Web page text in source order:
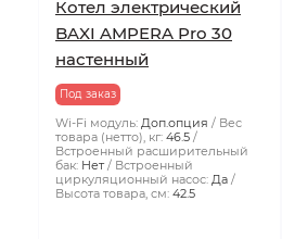
Котел электрический
BAXI AMPERA Pro 30
настенный
Под заказ
Wi-Fi модуль: Доп.опция
Вес
товара (нетто), кг: 46.5
Встроенный расширительный
бак: Нет
Встроенный
циркуляционный насос: Да
Высота товара, см: 42.5